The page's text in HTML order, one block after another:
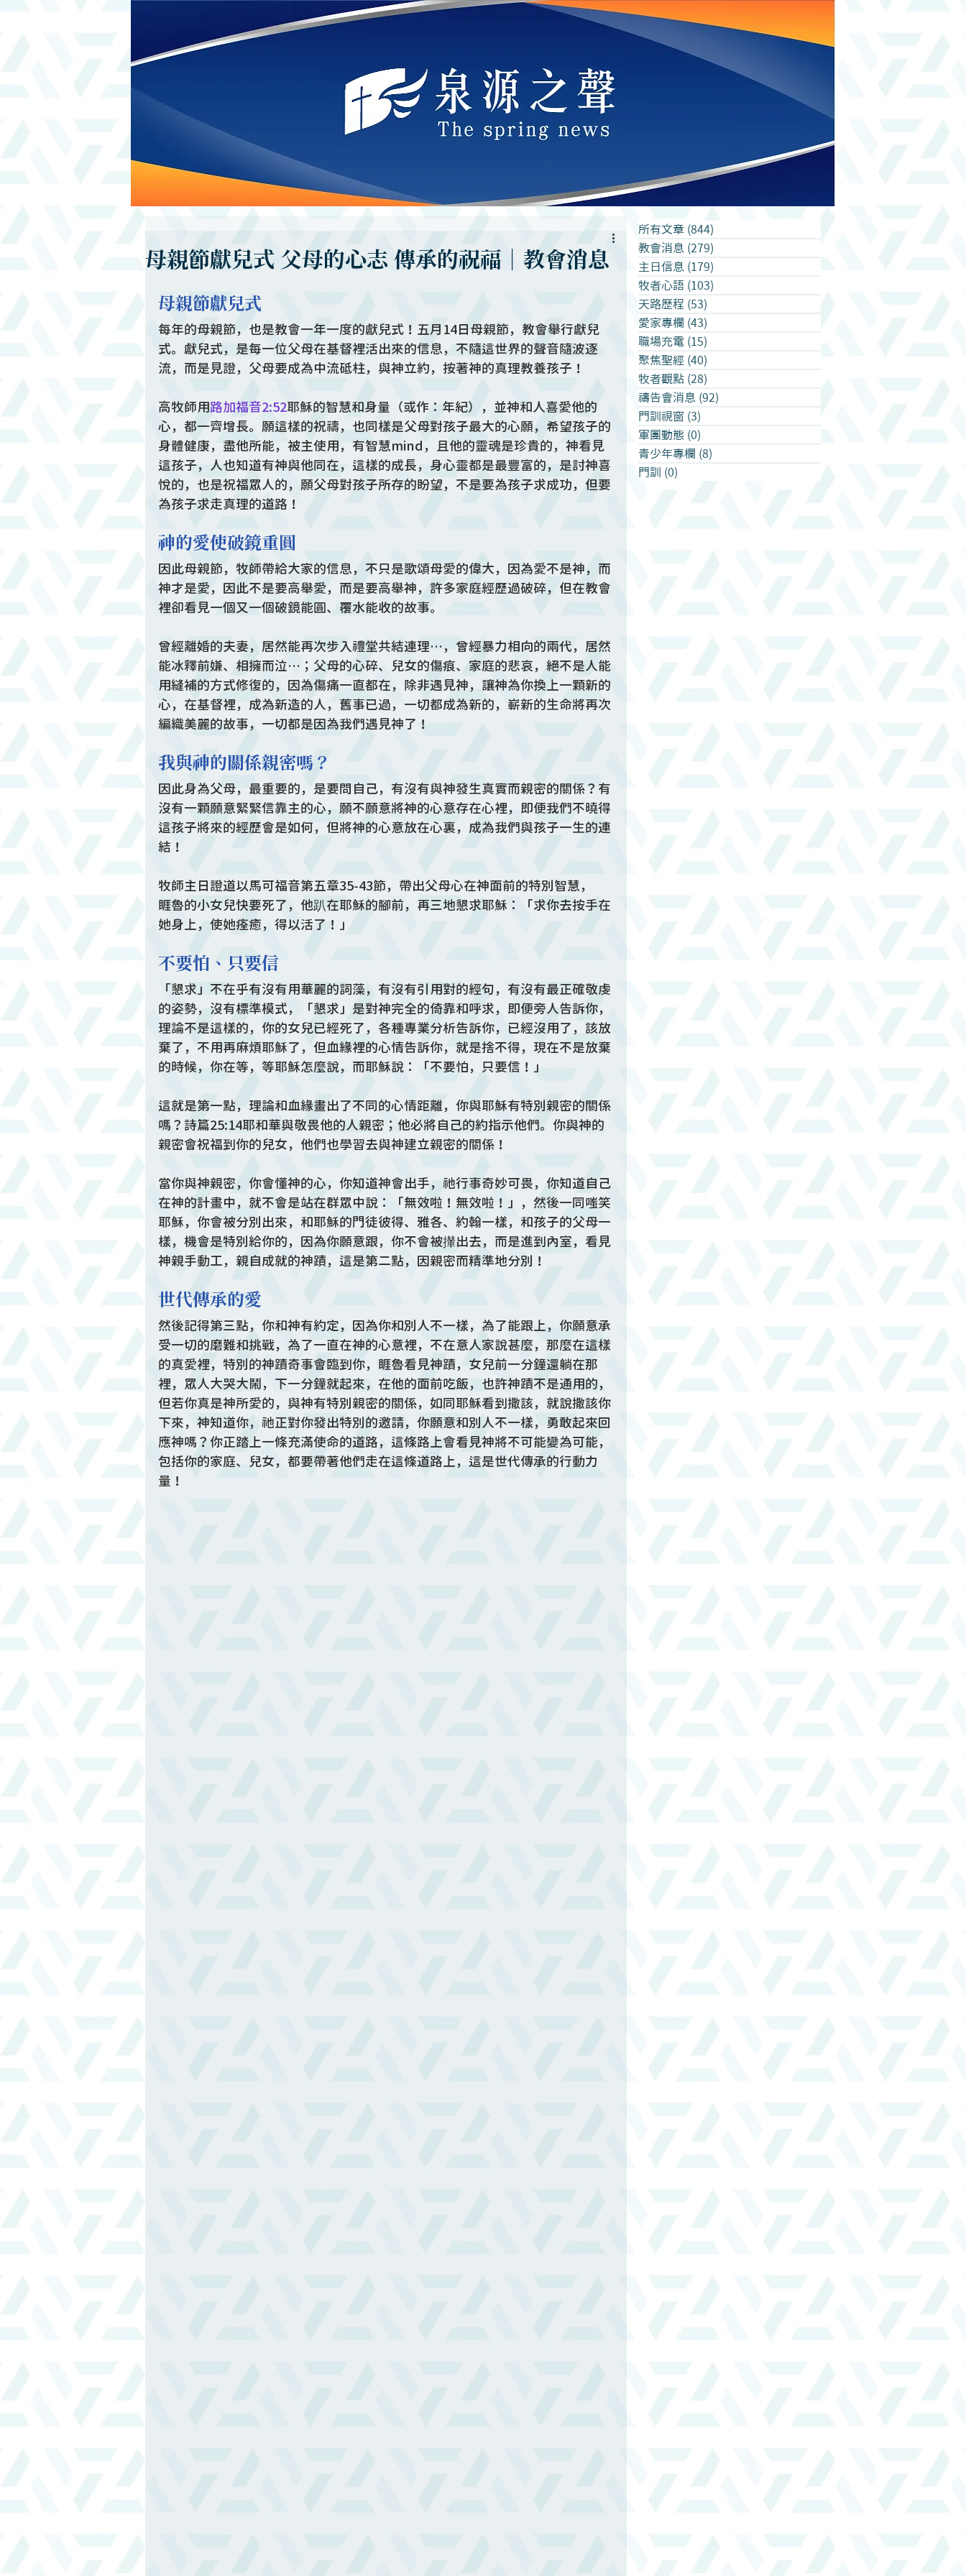
母親節獻兒式 父母的心志 傳承的祝福｜教會消息
母親節獻兒式
每年的母親節，也是教會一年一度的獻兒式！五月14日母親節，教會舉行獻兒
式。獻兒式，是每一位父母在基督裡活出來的信息，不隨這世界的聲音隨波逐
流，而是見證，父母要成為中流砥柱，與神立約，按著神的真理教養孩子！
高牧師用路加福音2:52耶穌的智慧和身量（或作：年紀），並神和人喜愛他的
心，都一齊增長。願這樣的祝禱，也同樣是父母對孩子最大的心願，希望孩子的
身體健康，盡他所能，被主使用，有智慧mind，且他的靈魂是珍貴的，神看見
這孩子，人也知道有神與他同在，這樣的成長，身心靈都是最豐富的，是討神喜
悅的，也是祝福眾人的，願父母對孩子所存的盼望，不是要為孩子求成功，但要
為孩子求走真理的道路！
神的愛使破鏡重圓
因此母親節，牧師帶給大家的信息，不只是歌頌母愛的偉大，因為愛不是神，而
神才是愛，因此不是要高舉愛，而是要高舉神，許多家庭經歷過破碎，但在教會
裡卻看見一個又一個破鏡能圓、覆水能收的故事。
曾經離婚的夫妻，居然能再次步入禮堂共結連理…，曾經暴力相向的兩代，居然
能冰釋前嫌、相擁而泣…；父母的心碎、兒女的傷痕、家庭的悲哀，絕不是人能
用縫補的方式修復的，因為傷痛一直都在，除非遇見神，讓神為你換上一顆新的
心，在基督裡，成為新造的人，舊事已過，一切都成為新的，嶄新的生命將再次
編織美麗的故事，一切都是因為我們遇見神了！
我與神的關係親密嗎？
因此身為父母，最重要的，是要問自己，有沒有與神發生真實而親密的關係？有
沒有一顆願意緊緊信靠主的心，願不願意將神的心意存在心裡，即便我們不曉得
這孩子將來的經歷會是如何，但將神的心意放在心裏，成為我們與孩子一生的連
結！
牧師主日證道以馬可福音第五章35-43節，帶出父母心在神面前的特別智慧，
睚魯的小女兒快要死了，他趴在耶穌的腳前，再三地懇求耶穌：「求你去按手在
她身上，使她痊癒，得以活了！」
不要怕、只要信
「懇求」不在乎有沒有用華麗的詞藻，有沒有引用對的經句，有沒有最正確敬虔
的姿勢，沒有標準模式，「懇求」是對神完全的倚靠和呼求，即便旁人告訴你，
理論不是這樣的，你的女兒已經死了，各種專業分析告訴你，已經沒用了，該放
棄了，不用再麻煩耶穌了，但血緣裡的心情告訴你，就是捨不得，現在不是放棄
的時候，你在等，等耶穌怎麼說，而耶穌說：「不要怕，只要信！」
這就是第一點，理論和血緣畫出了不同的心情距離，你與耶穌有特別親密的關係
嗎？詩篇25:14耶和華與敬畏他的人親密；他必將自己的約指示他們。你與神的
親密會祝福到你的兒女，他們也學習去與神建立親密的關係！
當你與神親密，你會懂神的心，你知道神會出手，祂行事奇妙可畏，你知道自己
在神的計畫中，就不會是站在群眾中說：「無效啦！無效啦！」，然後一同嗤笑
耶穌，你會被分別出來，和耶穌的門徒彼得、雅各、約翰一樣，和孩子的父母一
樣，機會是特別給你的，因為你願意跟，你不會被攆出去，而是進到內室，看見
神親手動工，親自成就的神蹟，這是第二點，因親密而精準地分別！
世代傳承的愛
然後記得第三點，你和神有約定，因為你和別人不一樣，為了能跟上，你願意承
受一切的磨難和挑戰，為了一直在神的心意裡，不在意人家說甚麼，那麼在這樣
的真愛裡，特別的神蹟奇事會臨到你，睚魯看見神蹟，女兒前一分鐘還躺在那
裡，眾人大哭大鬧，下一分鐘就起來，在他的面前吃飯，也許神蹟不是通用的，
但若你真是神所愛的，與神有特別親密的關係，如同耶穌看到撒該，就說撒該你
下來，神知道你，祂正對你發出特別的邀請，你願意和別人不一樣，勇敢起來回
應神嗎？你正踏上一條充滿使命的道路，這條路上會看見神將不可能變為可能，
包括你的家庭、兒女，都要帶著他們走在這條道路上，這是世代傳承的行動力
量！
所有文章 (844)
教會消息 (279)
主日信息 (179)
牧者心語 (103)
天路歷程 (53)
愛家專欄 (43)
職場充電 (15)
聚焦聖經 (40)
牧者觀點 (28)
禱告會消息 (92)
門訓視窗 (3)
軍團動態 (0)
青少年專欄 (8)
門訓
(0)